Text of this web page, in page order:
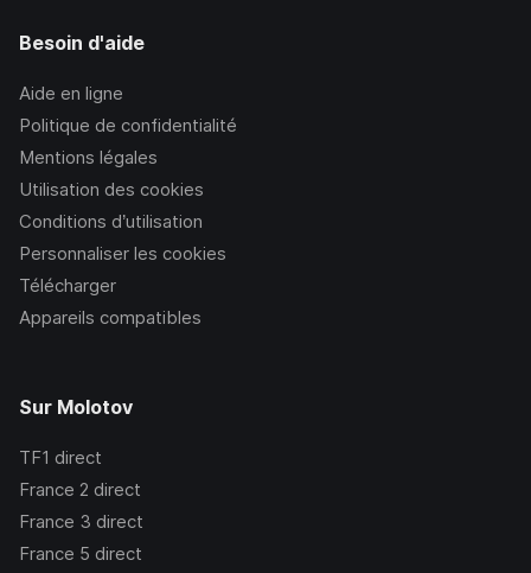
Besoin d'aide
Aide en ligne
Politique de confidentialité
Mentions légales
Utilisation des cookies
Conditions d’utilisation
Personnaliser les cookies
Télécharger
Appareils compatibles
Sur Molotov
TF1 direct
France 2 direct
France 3 direct
France 5 direct